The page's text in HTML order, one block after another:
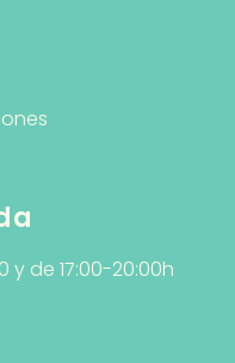
y de 17:00-20:00h